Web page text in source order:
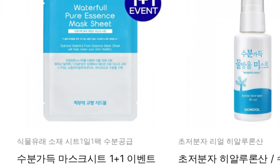
식물유래 소재 시트1일1팩 수분공급
수분가득 마스크시트 1+1 이벤트
초저분자 리얼 히알루론산
초저분자 히알루론산 /